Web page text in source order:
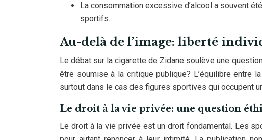
La consommation excessive d’alcool a souvent
sportifs.
Au-delà de l’image: liberté
Le débat sur la cigarette de Zidane soulève une
être soumise à la critique publique? L’équilibre entre
surtout dans le cas des figures sportives qui occupent
Le droit à la vie privée: une question
Le droit à la vie privée est un droit fondamental. Les